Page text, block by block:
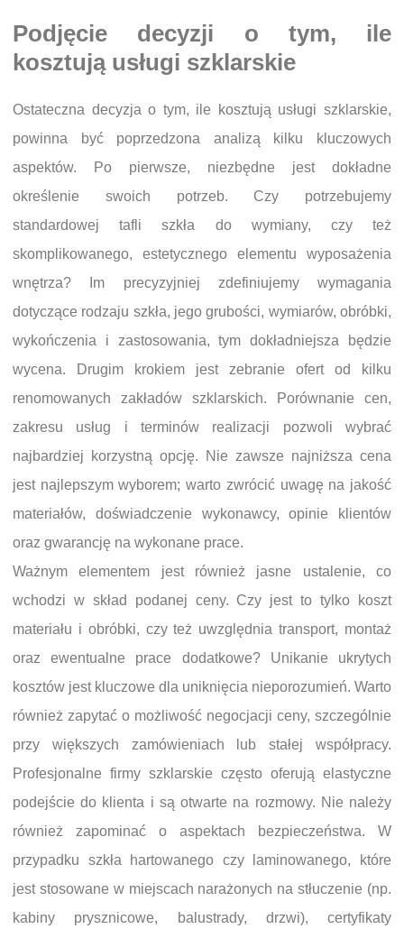
Podjęcie decyzji o tym, ile
kosztują usługi szklarskie
Ostateczna decyzja o tym, ile kosztują usługi szklarskie,
powinna być poprzedzona analizą kilku kluczowych
aspektów. Po pierwsze, niezbędne jest dokładne
określenie swoich potrzeb. Czy potrzebujemy
standardowej tafli szkła do wymiany, czy też
skomplikowanego, estetycznego elementu wyposażenia
wnętrza? Im precyzyjniej zdefiniujemy wymagania
dotyczące rodzaju szkła, jego grubości, wymiarów, obróbki,
wykończenia i zastosowania, tym dokładniejsza będzie
wycena. Drugim krokiem jest zebranie ofert od kilku
renomowanych zakładów szklarskich. Porównanie cen,
zakresu usług i terminów realizacji pozwoli wybrać
najbardziej korzystną opcję. Nie zawsze najniższa cena
jest najlepszym wyborem; warto zwrócić uwagę na jakość
materiałów, doświadczenie wykonawcy, opinie klientów
oraz gwarancję na wykonane prace.
Ważnym elementem jest również jasne ustalenie, co
wchodzi w skład podanej ceny. Czy jest to tylko koszt
materiału i obróbki, czy też uwzględnia transport, montaż
oraz ewentualne prace dodatkowe? Unikanie ukrytych
kosztów jest kluczowe dla uniknięcia nieporozumień. Warto
również zapytać o możliwość negocjacji ceny, szczególnie
przy większych zamówieniach lub stałej współpracy.
Profesjonalne firmy szklarskie często oferują elastyczne
podejście do klienta i są otwarte na rozmowy. Nie należy
również zapominać o aspektach bezpieczeństwa. W
przypadku szkła hartowanego czy laminowanego, które
jest stosowane w miejscach narażonych na stłuczenie (np.
kabiny prysznicowe, balustrady, drzwi), certyfikaty